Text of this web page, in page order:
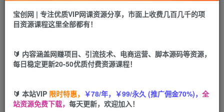
宝币9.9 宝币 19.9
立即购买
宝创网 | 专注优质VIP网课资源分享，市面上收费几百几千的项
目资源课程这里全部都有！
🔰 内容涵盖网赚项目、引流技术、电商运营、脚本源码等资源，
每日稳定更新20-50优质付费资源课程！
🔰 本站VIP 限时特惠， ￥78/年，￥99/永久 (推广佣金70%)， 全
站资源免费下载， 每天更新，欢迎加入！